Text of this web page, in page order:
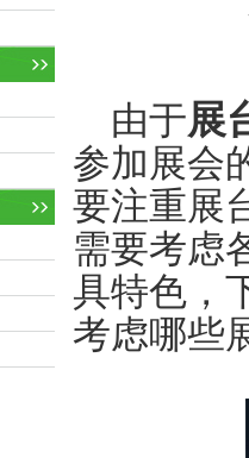
由于展
参加展会
要注重展
需要考虑
具特色，
考虑哪些